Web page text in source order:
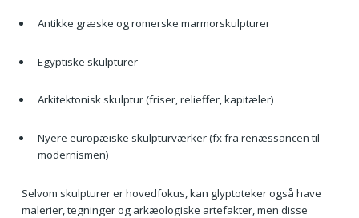
Antikke græske og romerske marmorskulpturer
Egyptiske skulpturer
Arkitektonisk skulptur (friser, relieffer, kapitæler)
Nyere europæiske skulpturværker (fx fra renæssancen til
modernismen)
Selvom skulpturer er hovedfokus, kan glyptoteker også have
malerier, tegninger og arkæologiske artefakter, men disse